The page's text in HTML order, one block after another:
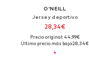
O'NEILL
Jersey deportivo
28,34€
Precio original: 44,99€
Último precio más bajo:28,34€